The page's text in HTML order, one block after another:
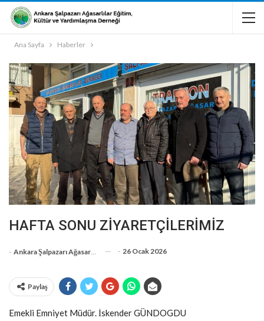
Ana Sayfa Haberler
HAFTA SONU ZİYARETÇİLERİMİZ
- Ankara Şalpazarı Ağasarlılar Eğitim Kültür Ve Dayanışma Derneği - 26 Ocak 2026
Paylaş
Emekli Emniyet Müdür. İskender GÜNDOGDU